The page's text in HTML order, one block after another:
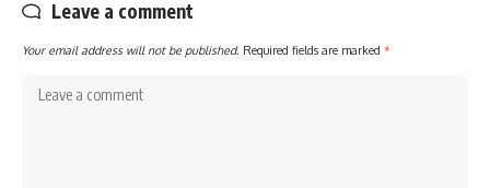
Leave a comment
Your email address will not be published. Required fields are marked *